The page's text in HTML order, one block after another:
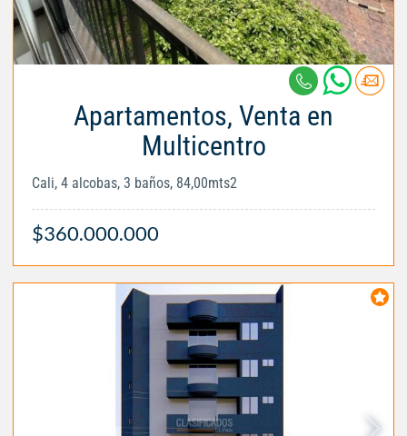
Apartamentos, Venta en
Multicentro
Cali, 4 alcobas, 3 baños, 84,00mts2
$360.000.000